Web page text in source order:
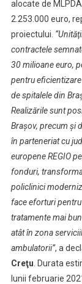
alocate de
2.253.000 euro,
proiectului.
contractele
30 milioane euro,
pentru
de spitalele din
Realizările sunt
Braşov, precum şi
în parteneriat cu
europene REGIO
fonduri,
policlinici
face eforturi
tratamente mai
atât în zona
ambulatorii”, a
Creţu . Durata
lunii februarie